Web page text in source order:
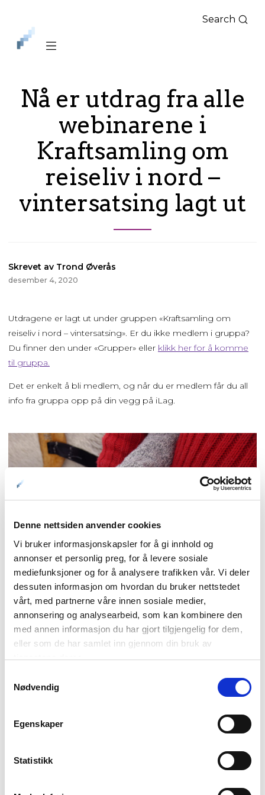
Denne nettsiden anvender cookies
Vi bruker informasjonskapsler for å gi innhold og
annonser et personlig preg, for å levere sosiale
mediefunksjoner og for å analysere trafikken vår. Vi deler
dessuten informasjon om hvordan du bruker nettstedet
vårt, med partnerne våre innen sosiale medier,
annonsering og analysearbeid, som kan kombinere den
med annen informasjon du har gjort tilgjengelig for dem,
eller som de har samlet inn gjennom din bruk av
tjenestene deres.
Nødvendig
Egenskaper
Statistikk
iLag
Nord
Norge
Search
Nå er utdrag fra alle
webinarene i
Kraftsamling om
reiseliv i nord –
vintersatsing lagt ut
Skrevet av Trond Øverås
desember 4, 2020
Utdragene er lagt ut under gruppen «Kraftsamling om
reiseliv i nord – vintersatsing». Er du ikke medlem i gruppa?
Du finner den under «Grupper» eller klikk her for å komme
til gruppa.
Det er enkelt å bli medlem, og når du er medlem får du all
info fra gruppa opp på din vegg på iLag.
Forside
Nyheter
Kunnskapsbasen
Markedsinnsikt